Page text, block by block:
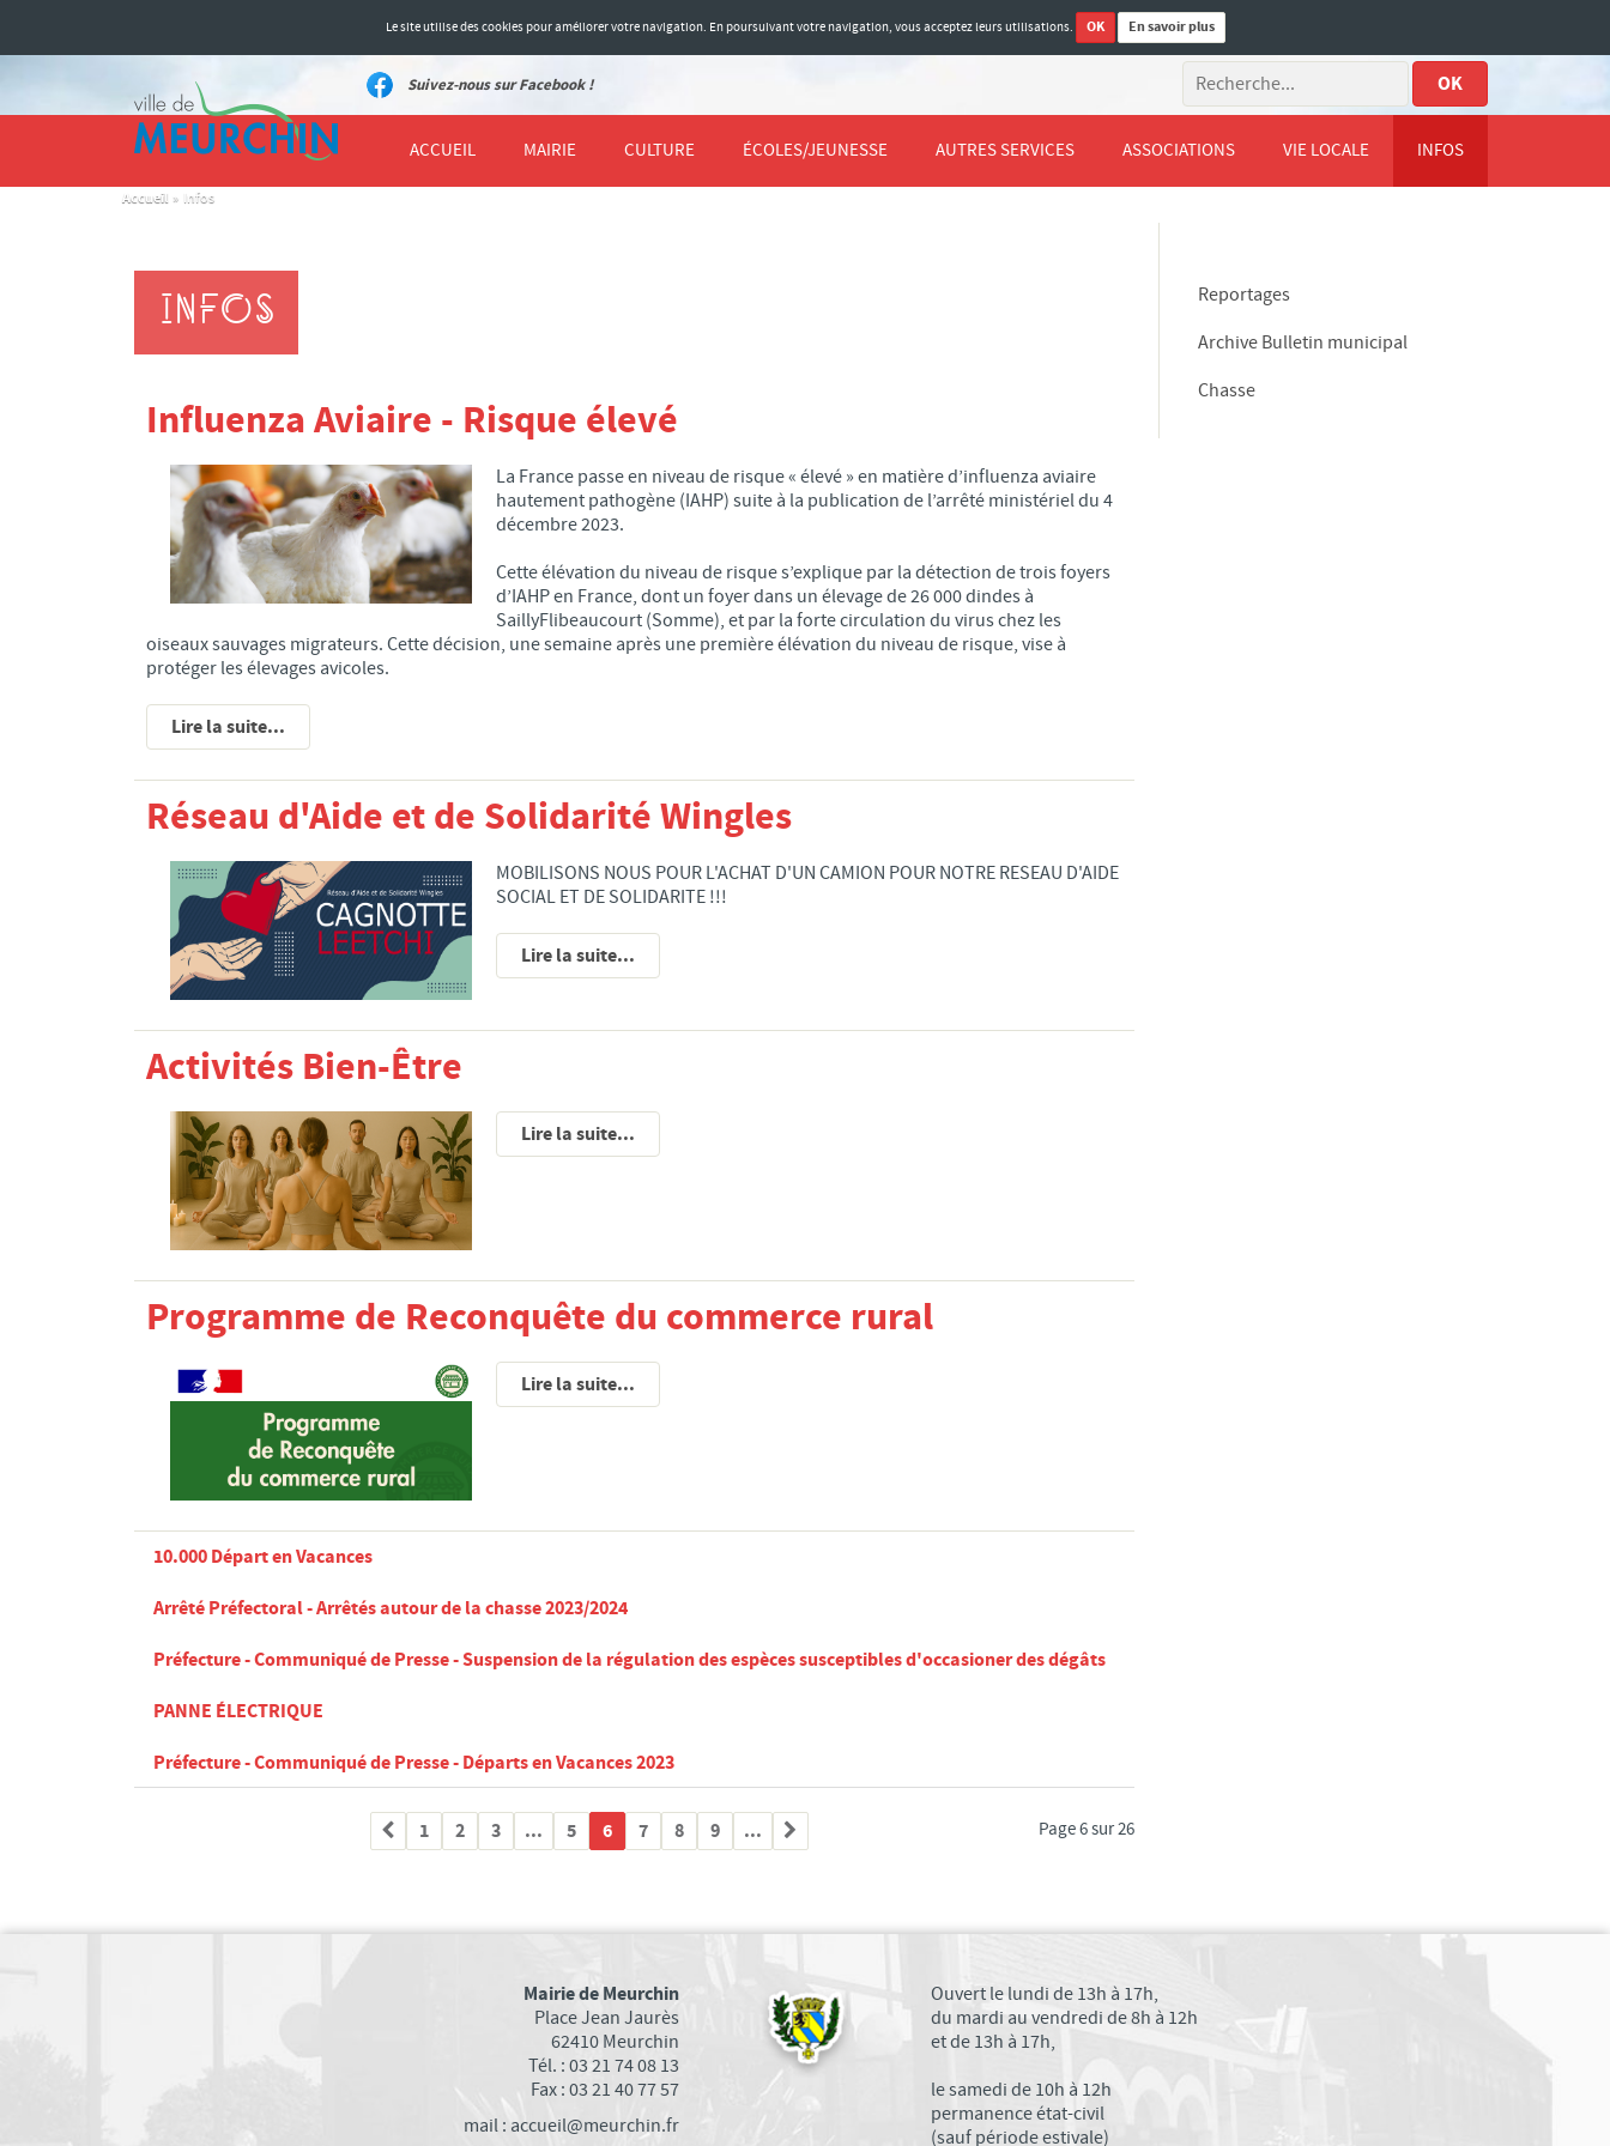
Le site utilise des cookies pour améliorer votre navigation. En poursuivant votre navigation, vous acceptez leurs utilisations. OK En savoir plus
OK
Suivez-nous sur Facebook !
ACCUEIL MAIRIE CULTURE ÉCOLES/JEUNESSE AUTRES SERVICES ASSOCIATIONS VIE LOCALE INFOS
Accueil » Infos
INFOS
Influenza Aviaire - Risque élevé
La France passe en niveau de risque « élevé » en matière d’influenza aviaire
hautement pathogène (IAHP) suite à la publication de l’arrêté ministériel du 4
décembre 2023.
Cette élévation du niveau de risque s’explique par la détection de trois foyers
d’IAHP en France, dont un foyer dans un élevage de 26 000 dindes à
SaillyFlibeaucourt (Somme), et par la forte circulation du virus chez les
oiseaux sauvages migrateurs. Cette décision, une semaine après une première élévation du niveau de risque, vise à
protéger les élevages avicoles.
Lire la suite...
Réseau d'Aide et de Solidarité Wingles
MOBILISONS NOUS POUR L'ACHAT D'UN CAMION POUR NOTRE RESEAU D'AIDE
SOCIAL ET DE SOLIDARITE !!!
Lire la suite...
Activités Bien-Être
Lire la suite...
Programme de Reconquête du commerce rural
Lire la suite...
10.000 Départ en Vacances
Arrêté Préfectoral - Arrêtés autour de la chasse 2023/2024
Préfecture - Communiqué de Presse - Suspension de la régulation des espèces susceptibles d'occasioner des dégâts
PANNE ÉLECTRIQUE
Préfecture - Communiqué de Presse - Départs en Vacances 2023
Page 6 sur 26
1 2 3 ... 5 6 7 8 9 ...
Reportages
Archive Bulletin municipal
Chasse
Mairie de Meurchin
Place Jean Jaurès
62410 Meurchin
Tél. : 03 21 74 08 13
Fax : 03 21 40 77 57
mail : accueil@meurchin.fr
Ouvert le lundi de 13h à 17h,
du mardi au vendredi de 8h à 12h
et de 13h à 17h,
le samedi de 10h à 12h
permanence état-civil
(sauf période estivale)